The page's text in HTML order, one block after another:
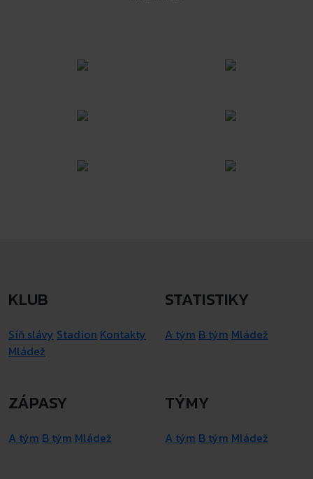
KLUB
Síň slávy Stadion Kontakty
Mládež
STATISTIKY
A tým B tým Mládež
ZÁPASY
A tým B tým Mládež
TÝMY
A tým B tým Mládež